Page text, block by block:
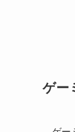
ゲー